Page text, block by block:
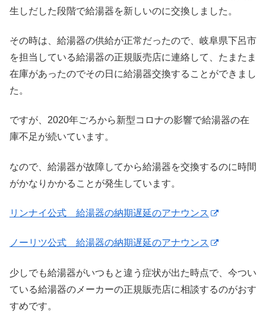
生しだした段階で給湯器を新しいのに交換しました。
その時は、給湯器の供給が正常だったので、岐阜県下呂市
を担当している給湯器の正規販売店に連絡して、たまたま
在庫があったのでその日に給湯器交換することができまし
た。
ですが、2020年ごろから新型コロナの影響で給湯器の在
庫不足が続いています。
なので、給湯器が故障してから給湯器を交換するのに時間
がかなりかかることが発生しています。
リンナイ公式 給湯器の納期遅延のアナウンス
ノーリツ公式 給湯器の納期遅延のアナウンス
少しでも給湯器がいつもと違う症状が出た時点で、今つい
ている給湯器のメーカーの正規販売店に相談するのがおす
すめです。